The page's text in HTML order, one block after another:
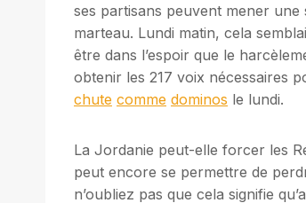
ses partisans peuvent mener
marteau. Lundi matin, cela
être dans l’espoir que le
obtenir les 217 voix nécessaires
chute comme dominos le lundi.
La Jordanie peut-elle forcer les
peut encore se permettre de
n’oubliez pas que cela signifie